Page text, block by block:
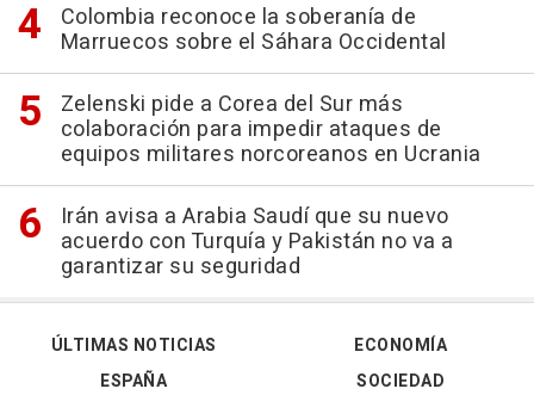
Colombia reconoce la soberanía de
Marruecos sobre el Sáhara Occidental
Zelenski pide a Corea del Sur más
colaboración para impedir ataques de
equipos militares norcoreanos en Ucrania
Irán avisa a Arabia Saudí que su nuevo
acuerdo con Turquía y Pakistán no va a
garantizar su seguridad
ÚLTIMAS NOTICIAS
ESPAÑA
ECONOMÍA
SOCIEDAD